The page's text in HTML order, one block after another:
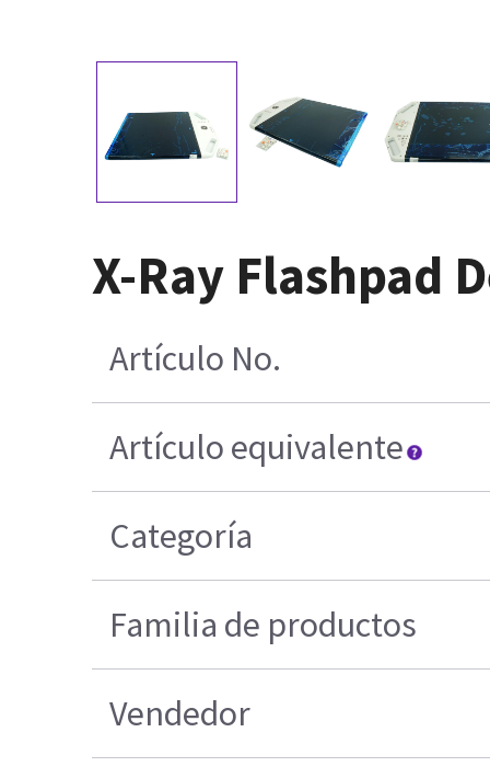
X-Ray Flashpad
Artículo No.
Artículo equivalente
Categoría
Familia de productos
Vendedor